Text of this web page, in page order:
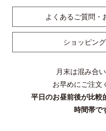
よくあるご質問・
ショッピン
月末は混み合
お早めにご注文
平日のお昼前後が比較
時間帯で